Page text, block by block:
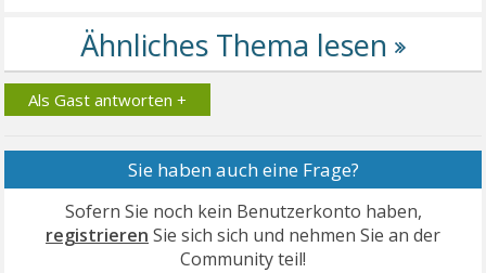
Als Gast antworten +
Sie haben auch eine Frage?
Sofern Sie noch kein Benutzerkonto haben,
registrieren Sie sich sich und nehmen Sie an der
Community teil!